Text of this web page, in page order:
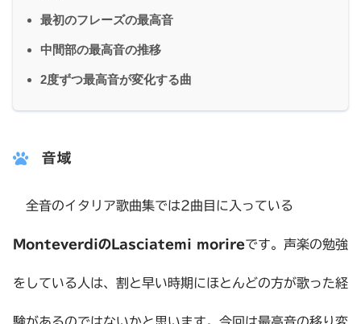
最初のフレーズの最高音
中間部の最高音の推移
2度ずつ最高音が変化する曲
音域
全音のイタリア歌曲集では2曲目に入っている
MonteverdiのLasciatemi morireです。声楽の勉強
をしている人は、割と早い時期にほとんどの方が歌った経
験があるのではないかと思います。今回は最高音の移り変